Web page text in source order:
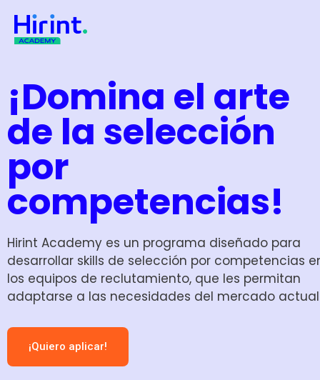
¡Domina el arte
de la selección
por
competencias!
Hirint Academy es un programa diseñado para
desarrollar skills de selección por competencias
los equipos de reclutamiento, que les permitan
adaptarse a las necesidades del mercado actual
¡Quiero aplicar!